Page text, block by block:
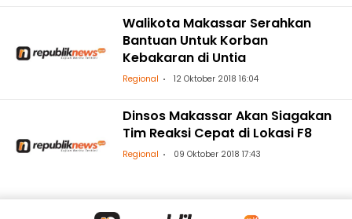
Walikota Makassar Serahkan
Bantuan Untuk Korban
Kebakaran di Untia
Regional 12 Oktober 2018 16:04
Dinsos Makassar Akan Siagakan
Tim Reaksi Cepat di Lokasi F8
Regional 09 Oktober 2018 17:43